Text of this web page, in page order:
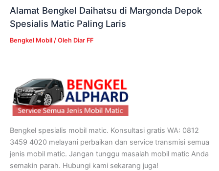
Alamat Bengkel Daihatsu di Margonda Depok
Spesialis Matic Paling Laris
Bengkel Mobil / Oleh Diar FF
Bengkel spesialis mobil matic. Konsultasi gratis WA: 0812
3459 4020 melayani perbaikan dan service transmisi semua
jenis mobil matic. Jangan tunggu masalah mobil matic Anda
semakin parah. Hubungi kami sekarang juga!